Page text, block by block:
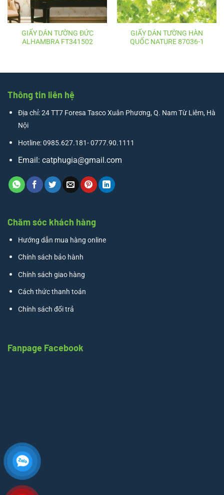
GIẤY DÁN TƯỜNG ĐỨC
ALHAMBRA FT341502
GIẤY DÁN TƯỜNG HÀN
QUỐC NATURE 87036-1
Thông tin liên hệ
Địa chỉ: 24 TT7 Foresa Tasco Xuân Phương, Q. Nam Từ Liêm, Hà
Nội
Hotline: 0985.627.181- 0777.90.1111
Email: catphugia@gmail.com
Chăm sóc khách hàng
Hướng dẫn mua hàng online
Chính sách bảo hành
Chính sách giao hàng
Cách thức thanh toán
Chính sách đổi trả
Fanpage Facebook